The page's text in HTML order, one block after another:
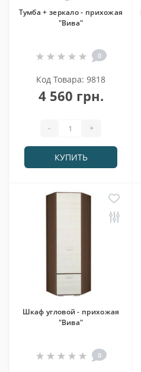
Тумба + зеркало - прихожая
"Вива"
0
Код Товара: 9818
4 560 грн.
- +
КУПИТЬ
Шкаф угловой - прихожая
"Вива"
0